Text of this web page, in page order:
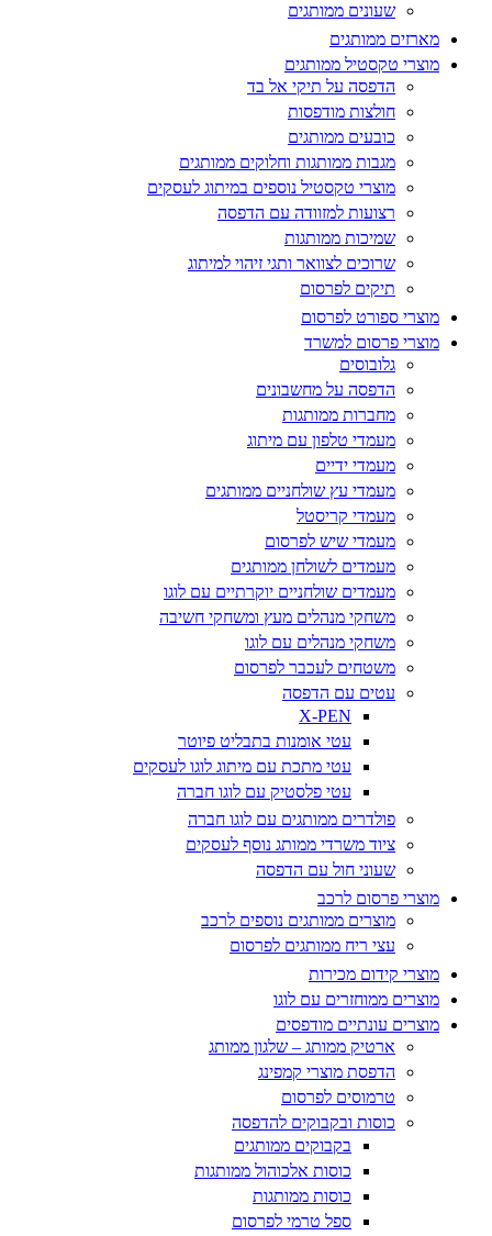
שעונים ממותגים
מארזים ממותגים
מוצרי טקסטיל ממותגים
הדפסה על תיקי אל בד
חולצות מודפסות
כובעים ממותגים
מגבות ממותגות וחלוקים ממותגים
מוצרי טקסטיל נוספים במיתוג לעסקים
רצועות למזוודה עם הדפסה
שמיכות ממותגות
שרוכים לצוואר ותגי זיהוי למיתוג
תיקים לפרסום
מוצרי ספורט לפרסום
מוצרי פרסום למשרד
גלובוסים
הדפסה על מחשבונים
מחברות ממותגות
מעמדי טלפון עם מיתוג
מעמדי ידיים
מעמדי עץ שולחניים ממותגים
מעמדי קריסטל
מעמדי שיש לפרסום
מעמדים לשולחן ממותגים
מעמדים שולחניים יוקרתיים עם לוגו
משחקי מנהלים מעץ ומשחקי חשיבה
משחקי מנהלים עם לוגו
משטחים לעכבר לפרסום
עטים עם הדפסה
X-PEN
עטי אומנות בתבליט פיוטר
עטי מתכת עם מיתוג לוגו לעסקים
עטי פלסטיק עם לוגו חברה
פולדרים ממותגים עם לוגו חברה
ציוד משרדי ממותג נוסף לעסקים
שעוני חול עם הדפסה
מוצרי פרסום לרכב
מוצרים ממותגים נוספים לרכב
עצי ריח ממותגים לפרסום
מוצרי קידום מכירות
מוצרים ממוחזרים עם לוגו
מוצרים עונתיים מודפסים
ארטיק ממותג – שלגון ממותג
הדפסת מוצרי קמפינג
טרמוסים לפרסום
כוסות ובקבוקים להדפסה
בקבוקים ממותגים
כוסות אלכוהול ממותגות
כוסות ממותגות
ספל טרמי לפרסום